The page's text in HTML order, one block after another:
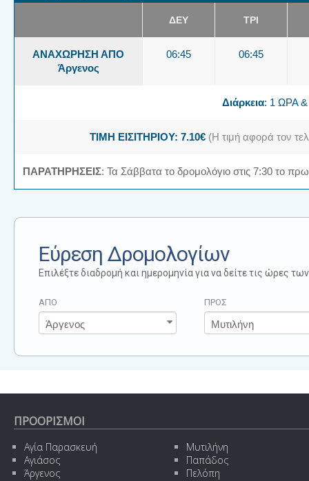
ΔΕΥ ΤΡΙ
ΑΝΑΧΩΡΗΣΗ ΑΠΟ
Άργενος
06:45 06:45
Διάρκεια: 1 ΩΡΑ
ΤΙΜΗ ΕΙΣΙΤΗΡΙΟΥ: 7.10€ (Η τιμή αφορά τον
ΠΑΡΑΤΗΡΗΣΕΙΣ: Τα Σάββατα το δρομολόγιο στις 7:30 το
Εύρεση Δρομολογίων
Επιλέξτε διαδρομή και ημερομηνία για να δείτε τις ώρες
ΑΠΟ ΠΡΟΣ
ΠΡΟΟΡΙΣΜΟΙ
Αγία Παρασκευή
Αγιάσος
Άργενος
Μυτιλήνη
Παπάδος
Πελόπη